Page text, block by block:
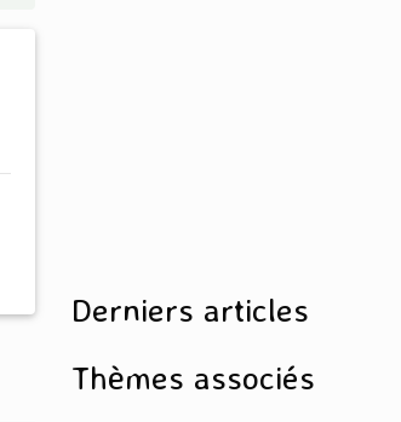
Derniers articles
Thèmes associés